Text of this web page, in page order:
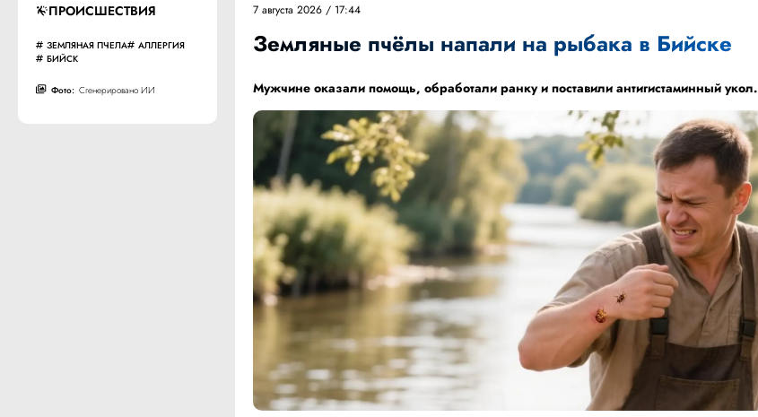
ПРОИСШЕСТВИЯ
ЗЕМЛЯНАЯ ПЧЕЛА
АЛЛЕРГИЯ
БИЙСК
Фото: Сгенерировано ИИ
7 августа 2026 / 17:44
Земляные пчёлы напали на рыбака в Бийске
Мужчине оказали помощь, обработали ранку и поставили антигистаминный укол.